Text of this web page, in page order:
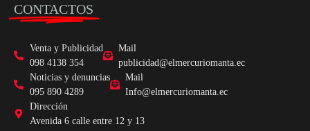
CONTACTOS
Venta y Publicidad
098 4138 354
Mail
publicidad@elmercuriomanta.ec
Noticias y denuncias
095 890 4289
Mail
Info@elmercuriomanta.ec
Dirección
Avenida 6 calle entre 12 y 13